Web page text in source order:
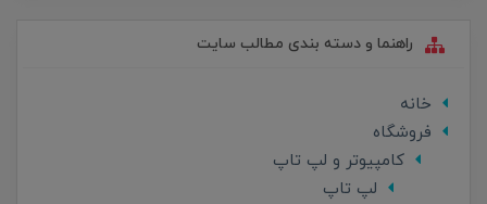
راهنما و دسته بندی مطالب سایت
خانه
فروشگاه
کامپیوتر و لپ تاپ
لپ تاپ